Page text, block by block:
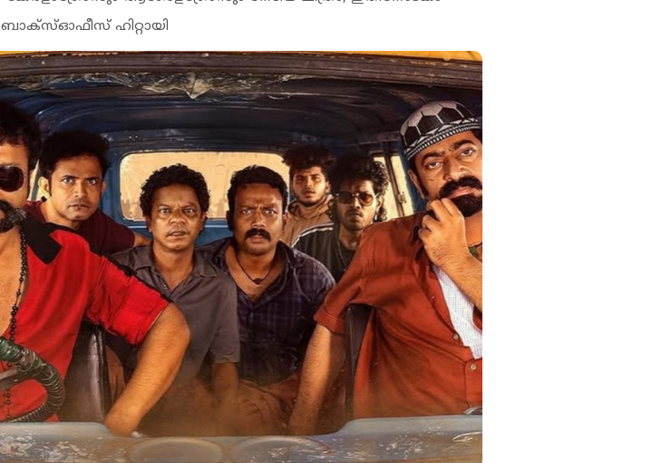
ബോക്‌സ്ഓഫീസ് ഹിറ്റായി